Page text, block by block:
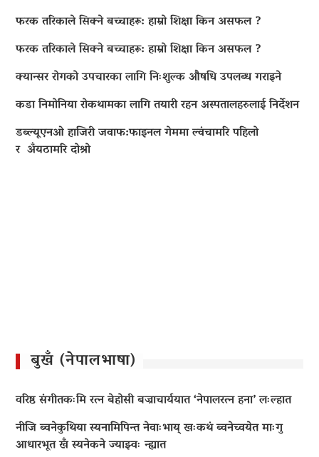
फरक तरिकाले सिक्ने बच्चाहरू: हाम्रो शिक्षा किन असफल ?
फरक तरिकाले सिक्ने बच्चाहरू: हाम्रो शिक्षा किन असफल ?
क्यान्सर रोगको उपचारका लागि निःशुल्क औषधि उपलब्ध गराइने
कडा निमोनिया रोकथामका लागि तयारी रहन अस्पतालहरुलाई निर्देशन
डब्ल्यूएनओ हाजिरी जवाफ:फाइनल गेममा ल्वंचामरि पहिलो
र अँयठामरि दोश्रो
बुखँ (नेपालभाषा)
वरिष्ठ संगीतकःमि रत्न बेहोसी बज्राचार्ययात ‘नेपालरत्न हना’ लःल्हात
नीजि ब्वनेकुथिया स्यनामिपिन्त नेवाःभाय् खःकथं ब्वनेच्वयेत माःगु
आधारभूत खँ स्यनेकने ज्याझ्वः न्ह्यात